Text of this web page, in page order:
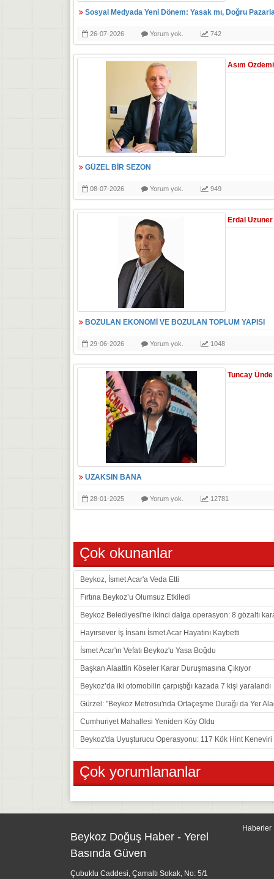
Sosyal Medyada Yeni Dönem: Yasak mı, Doğru
26-07-2026 Yorum yok. 742
Asım
GÜZEL BİR SEZON
08-07-2026 Yorum yok. 949
Erdal Uzuner
BOZULAN EKONOMİ VE BOZULAN TOPLUM YAPISI
29-06-2026 Yorum yok. 1048
Tuncay Ünde
UZAKSIN BANA
28-01-2025 Yorum yok. 12781
Çok okunanlar
Beykoz, İsmet Acar'a Veda Etti
Fırtına Beykoz’u Olumsuz Etkiledi
Beykoz Belediyesi'ne ikinci dalga operasyon: 8 gözaltı
Hayırsever İş İnsanı İsmet Acar Hayatını Kaybetti
İsmet Acar'ın Vefatı Beykoz'u Yasa Boğdu
Başkan Alaattin Köseler Karar Duruşmasına Çıkıyor
Beykoz’da iki otomobilin çarpıştığı kazada 7 kişi yaralandı
Gürzel: "Beykoz Metrosu'nda Ortaçeşme Durağı da Yer
Cumhuriyet Mahallesi Yeniden Köy Oldu
Beykoz'da Uyuşturucu Operasyonu: 117 Kök Hint
Çok yorumlananlar
Beykoz Doğuş Haber - Yerel
Basında Güven
Çubuklu Caddesi, Çamaltı Sokak, No: 5/1
Haberler